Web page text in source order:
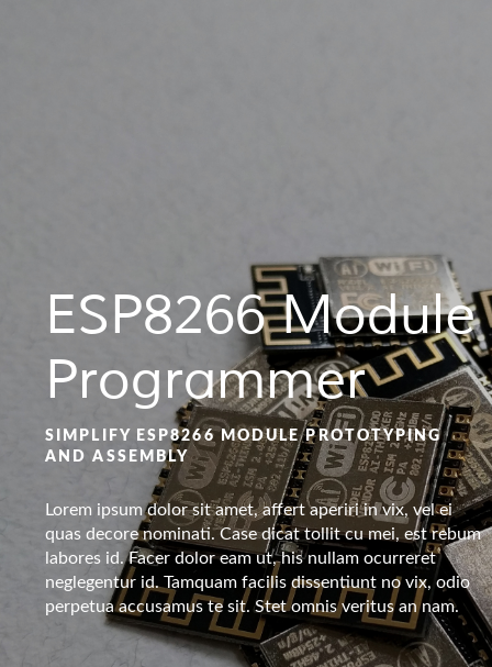
ESP8266 Module
Programmer
SIMPLIFY ESP8266 MODULE PROTOTYPING
AND ASSEMBLY
Lorem ipsum dolor sit amet, affert aperiri in vix, vel ei
quas decore nominati. Case dicat tollit cu mei, est rebum
labores id. Facer dolor eam ut, his nullam ocurreret
neglegentur id. Tamquam facilis dissentiunt no vix, odio
perpetua accusamus te sit. Stet omnis veritus an nam.